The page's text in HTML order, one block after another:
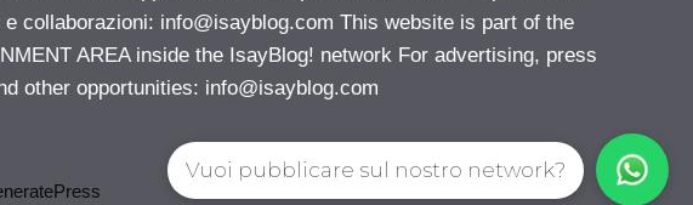
collaborazioni: info@isayblog.com This website is part of the
AREA inside the IsayBlog! network For advertising, press
other opportunities: info@isayblog.com
Vuoi pubblicare sul nostro network?